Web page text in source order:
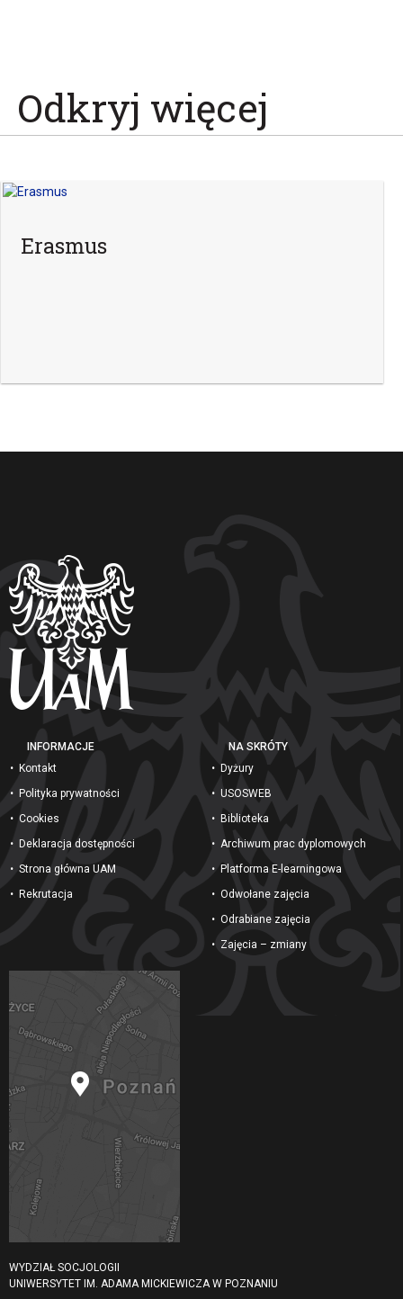
Odkryj więcej
Erasmus
INFORMACJE
Kontakt
Polityka prywatności
Cookies
Deklaracja dostępności
Strona główna UAM
Rekrutacja
NA SKRÓTY
Dyżury
USOSWEB
Biblioteka
Archiwum prac dyplomowych
Platforma E-learningowa
Odwołane zajęcia
Odrabiane zajęcia
Zajęcia – zmiany
WYDZIAŁ SOCJOLOGII
UNIWERSYTET IM. ADAMA MICKIEWICZA W POZNANIU